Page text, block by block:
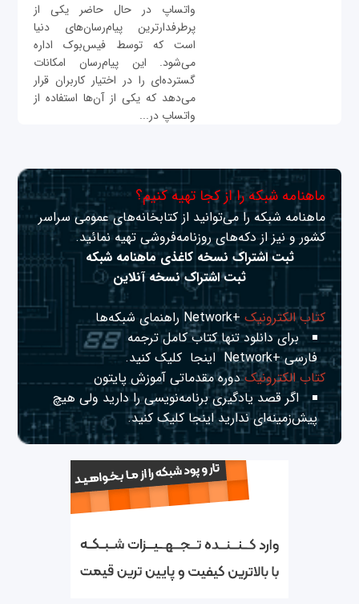
واتساپ در حال حاضر یکی از
پرطرفدارترین پیام‌رسان‌های دنیا
است که توسط فیس‌بوک اداره
می‌شود. این پیام‌رسان امکانات
گسترده‌ای را در اختیار کاربران قرار
می‌دهد که یکی از آن‌ها استفاده از
واتساپ در...
ماهنامه شبکه را از کجا تهیه کنیم؟
ماهنامه شبکه را می‌توانید از کتابخانه‌های عمومی سراسر
کشور و نیز از دکه‌های روزنامه‌فروشی تهیه نمائید.
ثبت اشتراک نسخه کاغذی ماهنامه شبکه
ثبت اشتراک نسخه آنلاین
کتاب الکترونیک+Network راهنمای شبکه‌ها
برای دانلود تنها کتاب کامل ترجمه
فارسی +Network
اینجا کلیک کنید.
کتاب الکترونیکدوره مقدماتی آموزش پایتون
اگر قصد یادگیری برنامه‌نویسی را دارید ولی هیچ
پیش‌زمینه‌ای نداریداینجا کلیک کنید.